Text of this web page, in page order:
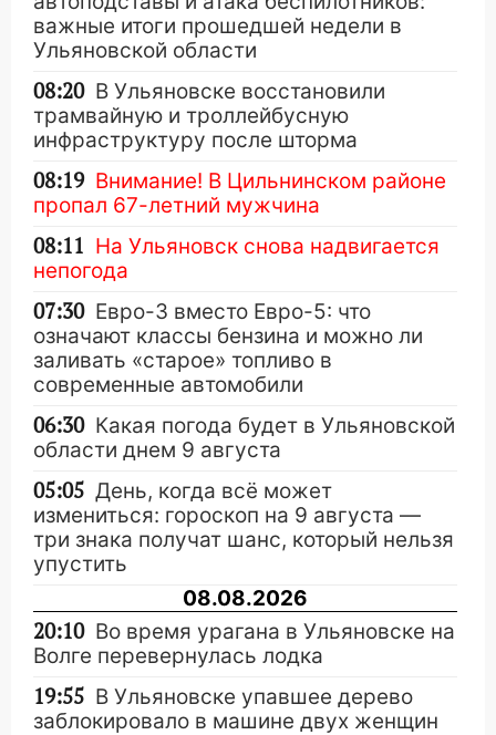
важные итоги прошедшей недели в
Ульяновской области
08:20 В Ульяновске восстановили
трамвайную и троллейбусную
инфраструктуру после шторма
08:19 Внимание! В Цильнинском районе
пропал 67-летний мужчина
08:11 На Ульяновск снова надвигается
непогода
07:30 Евро-3 вместо Евро-5: что
означают классы бензина и можно ли
заливать «старое» топливо в
современные автомобили
06:30 Какая погода будет в Ульяновской
области днем 9 августа
05:05 День, когда всё может
измениться: гороскоп на 9 августа —
три знака получат шанс, который нельзя
упустить
08.08.2026
20:10 Во время урагана в Ульяновске на
Волге перевернулась лодка
19:55 В Ульяновске упавшее дерево
заблокировало в машине двух женщин